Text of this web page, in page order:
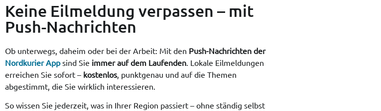
Keine Eilmeldung verpassen – mit
Push-Nachrichten
Ob unterwegs, daheim oder bei der Arbeit: Mit den Push-Nachrichten der
Nordkurier Appsind Sie immer auf dem Laufenden . Lokale Eilmeldungen
erreichen Sie sofort – kostenlos , punktgenau und auf die Themen
abgestimmt, die Sie wirklich interessieren.
So wissen Sie jederzeit, was in Ihrer Region passiert – ohne ständig selbst